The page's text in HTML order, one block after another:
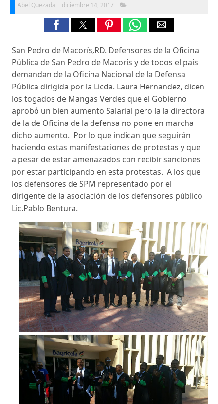
Abel Quezada diciembre 14, 2017
San Pedro de Macorís,RD. Defensores de la Oficina
Pública de San Pedro de Macorís y de todos el país
demandan de la Oficina Nacional de la Defensa
Pública dirigida por la Licda. Laura Hernandez, dicen
los togados de Mangas Verdes que el Gobierno
aprobó un bien aumento Salarial pero la la directora
de la de Oficina de la defensa no pone en marcha
dicho aumento. Por lo que indican que seguirán
haciendo estas manifestaciones de protestas y que
a pesar de estar amenazados con recibir sanciones
por estar participando en esta protestas. A los que
los defensores de SPM representado por el
dirigente de la asociación de los defensores público
Lic.Pablo Bentura.